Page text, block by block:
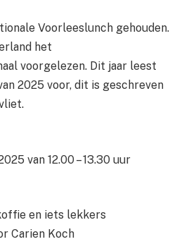
Voorleeslunch gehouden.
het
voorgelezen. Dit jaar leest
2025 voor, dit is geschreven
van 12.00 – 13.30 uur
en iets lekkers
Carien Koch